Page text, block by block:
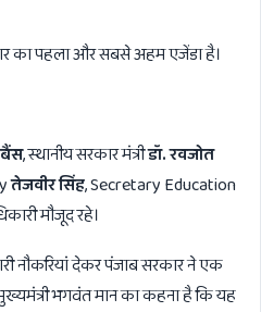
का पहला और सबसे अहम एजेंडा है।
, स्थानीय सरकार मंत्रीडॉ. रवजोत
तेजवीर सिंह, Secretary Education
मौजूद रहे।
नौकरियां देकर पंजाब सरकार ने एक
भगवंत मान का कहना है कि यह